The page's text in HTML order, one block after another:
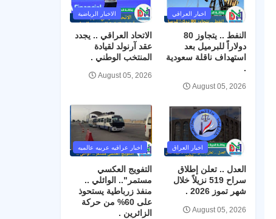
اخبار العراقي
النفط .. يتجاوز 80
دولاراً للبرميل بعد
استهداف ناقلة سعودية
.
August 05, 2026
الاخبار الرياضية
الاتحاد العراقي .. يجدد
عقد آرنولد لقيادة
المنتخب الوطني .
August 05, 2026
اخبار العراق
العدل .. تعلن إطلاق
سراح 519 نزيلاً خلال
شهر تموز 2026 .
August 05, 2026
اخبار عراقيه عربيه عالميه
التفويج العكسي
مستمر".. الوائلي ..
منفذ زرباطية يستحوذ
على 60% من حركة
الزائرين .